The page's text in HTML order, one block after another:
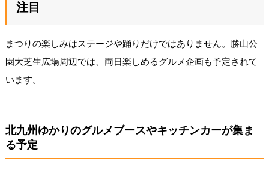
注目
まつりの楽しみはステージや踊りだけではありません。勝山公
園大芝生広場周辺では、両日楽しめるグルメ企画も予定されて
います。
北九州ゆかりのグルメブースやキッチンカーが集ま
る予定